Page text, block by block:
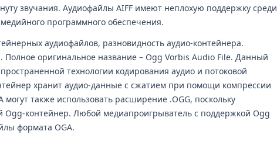
звучания. Аудиофайлы AIFF имеют неплохую поддержку среди
программного обеспечения.
аудиофайлов, разновидность аудио-контейнера.
Полное оригинальное название – Ogg Vorbis Audio File. Данный
технологии кодирования аудио и потоковой
хранит аудио-данные с сжатием при помощи компрессии
также использовать расширение .OGG, поскольку
Ogg-контейнер. Любой медиапроигрыватель с поддержкой Ogg
формата OGA.